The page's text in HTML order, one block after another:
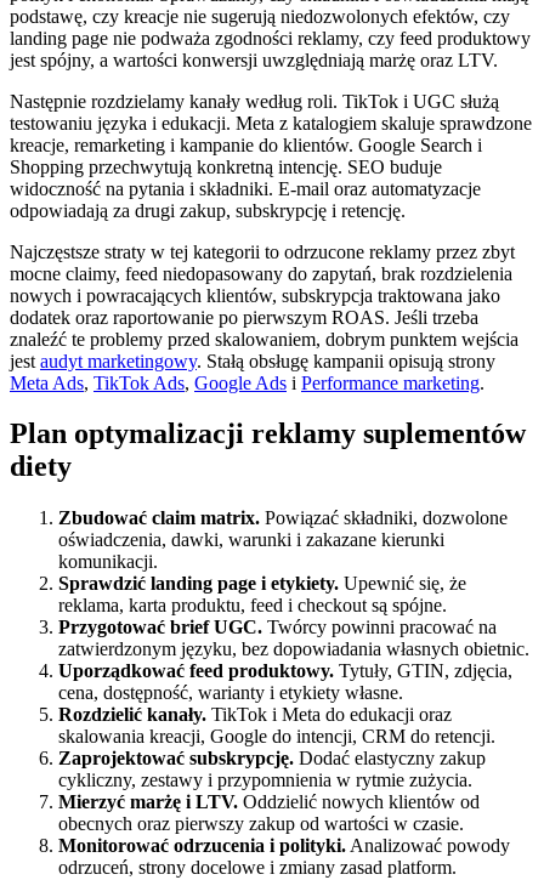
podstawę, czy kreacje nie sugerują niedozwolonych efektów, czy
landing page nie podważa zgodności reklamy, czy feed produktowy
jest spójny, a wartości konwersji uwzględniają marżę oraz LTV.
Następnie rozdzielamy kanały według roli. TikTok i UGC służą
testowaniu języka i edukacji. Meta z katalogiem skaluje sprawdzone
kreacje, remarketing i kampanie do klientów. Google Search i
Shopping przechwytują konkretną intencję. SEO buduje
widoczność na pytania i składniki. E-mail oraz automatyzacje
odpowiadają za drugi zakup, subskrypcję i retencję.
Najczęstsze straty w tej kategorii to odrzucone reklamy przez zbyt
mocne claimy, feed niedopasowany do zapytań, brak rozdzielenia
nowych i powracających klientów, subskrypcja traktowana jako
dodatek oraz raportowanie po pierwszym ROAS. Jeśli trzeba
znaleźć te problemy przed skalowaniem, dobrym punktem wejścia
jest audyt marketingowy. Stałą obsługę kampanii opisują strony
Meta Ads, TikTok Ads, Google Ads i Performance marketing.
Plan optymalizacji reklamy suplementów
diety
Zbudować claim matrix. Powiązać składniki, dozwolone
oświadczenia, dawki, warunki i zakazane kierunki
komunikacji.
Sprawdzić landing page i etykiety. Upewnić się, że
reklama, karta produktu, feed i checkout są spójne.
Przygotować brief UGC. Twórcy powinni pracować na
zatwierdzonym języku, bez dopowiadania własnych obietnic.
Uporządkować feed produktowy. Tytuły, GTIN, zdjęcia,
cena, dostępność, warianty i etykiety własne.
Rozdzielić kanały. TikTok i Meta do edukacji oraz
skalowania kreacji, Google do intencji, CRM do retencji.
Zaprojektować subskrypcję. Dodać elastyczny zakup
cykliczny, zestawy i przypomnienia w rytmie zużycia.
Mierzyć marżę i LTV. Oddzielić nowych klientów od
obecnych oraz pierwszy zakup od wartości w czasie.
Monitorować odrzucenia i polityki. Analizować powody
odrzuceń, strony docelowe i zmiany zasad platform.